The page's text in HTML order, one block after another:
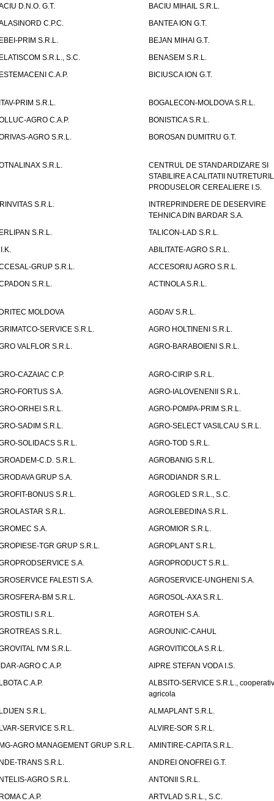
D.N.O. G.T.
BACIU MIHAIL S.R.L.
C.P.C.
BANTEA ION G.T.
PRIM S.R.L.
BEJAN MIHAI G.T.
S.R.L., S.C.
BENASEM S.R.L.
C.A.P.
BICIUSCA ION G.T.
PRIM S.R.L.
BOGALECON-MOLDOVA S.R.L.
AGRO C.A.P.
BONISTICA S.R.L.
AGRO S.R.L.
BOROSAN DUMITRU G.T.
S.R.L.
CENTRUL DE STANDARDIZARE SI
STABILIRE A CALITATII
PRODUSELOR CEREALIERE I.S.
S.R.L.
INTREPRINDERE DE DESERVIRE
TEHNICA DIN BARDAR S.A.
S.R.L.
TALICON-LAD S.R.L.
ABILITATE-AGRO S.R.L.
GRUP S.R.L.
ACCESORIU AGRO S.R.L.
S.R.L.
ACTINOLA S.R.L.
MOLDOVA
AGDAV S.R.L.
SERVICE S.R.L.
AGRO HOLTINENI S.R.L.
VALFLOR S.R.L.
AGRO-BARABOIENI S.R.L.
CAZAIAC C.P.
AGRO-CIRIP S.R.L.
FORTUS S.A.
AGRO-IALOVENENII S.R.L.
ORHEI S.R.L.
AGRO-POMPA-PRIM S.R.L.
SADIM S.R.L.
AGRO-SELECT VASILCAU S.R.L.
SOLIDACS S.R.L.
AGRO-TOD S.R.L.
C.D. S.R.L.
AGROBANIG S.R.L.
GRUP S.A.
AGRODIANDR S.R.L.
BONUS S.R.L.
AGROGLED S.R.L., S.C.
S.R.L.
AGROLEBEDINA S.R.L.
S.A.
AGROMIOR S.R.L.
TGR GRUP S.R.L.
AGROPLANT S.R.L.
S.A.
AGROPRODUCT S.R.L.
FALESTI S.A.
AGROSERVICE-UNGHENI S.A.
BM S.R.L.
AGROSOL-AXA S.R.L.
S.R.L.
AGROTEH S.A.
S.R.L.
AGROUNIC-CAHUL
IVM S.R.L.
AGROVITICOLA S.R.L.
AGRO C.A.P.
AIPRE STEFAN VODA I.S.
C.A.P.
ALBSITO-SERVICE S.R.L.,
agricola
S.R.L.
ALMAPLANT S.R.L.
SERVICE S.R.L.
ALVIRE-SOR S.R.L.
AGRO MANAGEMENT GRUP S.R.L.
AMINTIRE-CAPITA S.R.L.
TRANS S.R.L.
ANDREI ONOFREI G.T.
AGRO S.R.L.
ANTONII S.R.L.
C.A.P.
ARTVLAD S.R.L., S.C.